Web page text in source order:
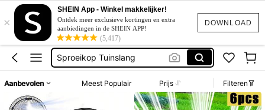
DOWNLOAD
×
SHEIN App - Winkel makkelijker!
Ontdek meer exclusieve kortingen en extra
aanbiedingen in de SHEIN APP!
(5,417)
Tuin Spullen
Tuin Sproeier
Tuin Gereedschap
Sproeikop Tuinslang
Aanbevolen Meest Populair Prijs Filteren